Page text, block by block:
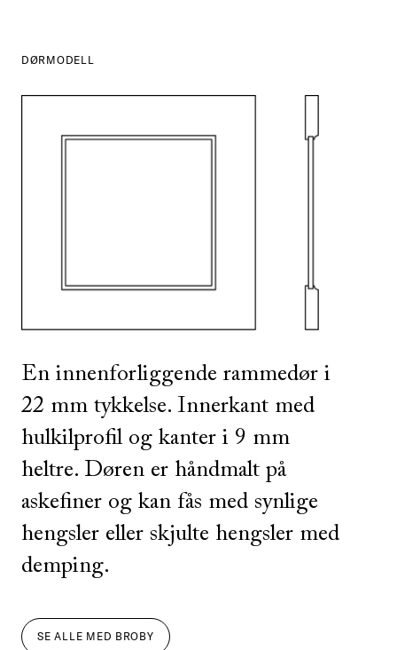
DØRMODELL
En innenforliggende rammedør i
22 mm tykkelse. Innerkant med
hulkilprofil og kanter i 9 mm
heltre. Døren er håndmalt på
askefiner og kan fås med synlige
hengsler eller skjulte hengsler med
demping.
SE ALLE MED BROBY